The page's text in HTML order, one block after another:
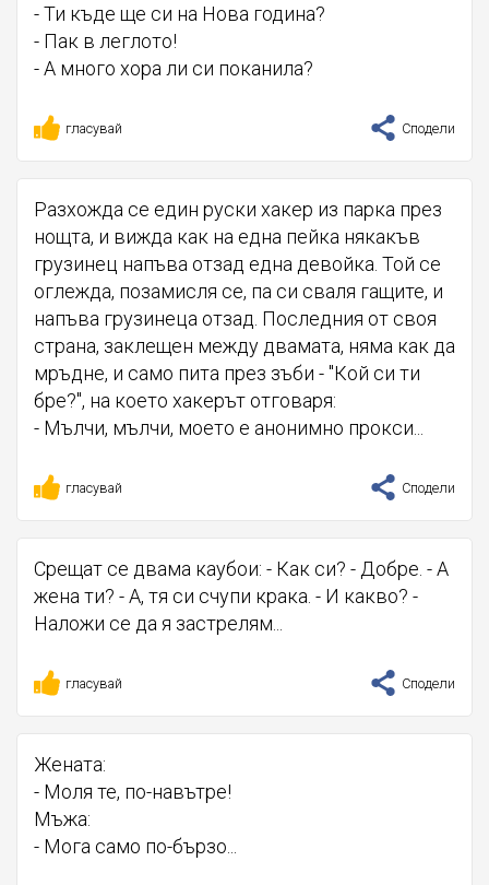
- Ти къде ще си на Нова година?
- Пак в леглото!
- А много хора ли си поканила?
гласувай Сподели
Разхожда се един руски хакер из парка през
нощта, и вижда как на една пейка някакъв
грузинец напъва отзад една девойка. Той се
оглежда, позамисля се, па си сваля гащите, и
напъва грузинеца отзад. Последния от своя
страна, заклещен между двамата, няма как да
мръдне, и само пита през зъби - "Кой си ти
бре?", на което хакерът отговаря:
- Мълчи, мълчи, моето е анонимно прокси...
гласувай Сподели
Срещат се двама каубои: - Как си? - Добре. - А
жена ти? - А, тя си счупи крака. - И какво? -
Наложи се да я застрелям...
гласувай Сподели
Жената:
- Моля те, по-навътре!
Мъжа:
- Мога само по-бързо...